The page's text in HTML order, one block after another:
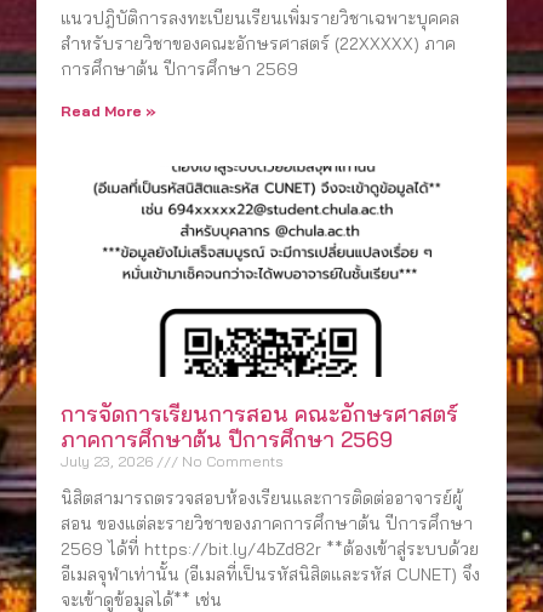
แนวปฎิบัติการลงทะเบียนเรียนเพิ่มรายวิชาเฉพาะบุคคล
สำหรับรายวิชาของคณะอักษรศาสตร์ (22XXXXX) ภาค
การศึกษาต้น ปีการศึกษา 2569
Read More »
การจัดการเรียนการสอน คณะอักษรศาสตร์
ภาคการศึกษาต้น ปีการศึกษา 2569
July 23, 2026 No Comments
นิสิตสามารถตรวจสอบห้องเรียนและการติดต่ออาจารย์ผู้
สอน ของแต่ละรายวิชาของภาคการศึกษาต้น ปีการศึกษา
2569 ได้ที่ https://bit.ly/4bZd82r **ต้องเข้าสู่ระบบด้วย
อีเมลจุฬาเท่านั้น (อีเมลที่เป็นรหัสนิสิตและรหัส CUNET) จึง
จะเข้าดูข้อมูลได้** เช่น